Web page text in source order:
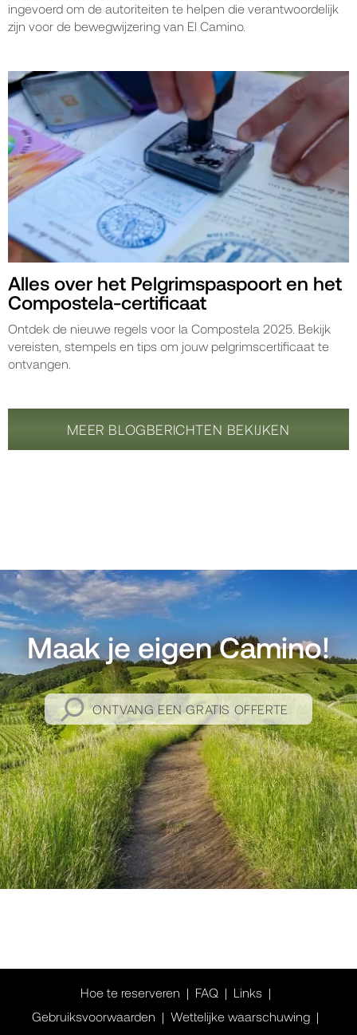
ingevoerd om de autoriteiten te helpen die verantwoordelijk
zijn voor de bewegwijzering van El Camino.
Alles over het Pelgrimspaspoort en het
Compostela-certificaat
Ontdek de nieuwe regels voor la Compostela 2025. Bekijk
vereisten, stempels en tips om jouw pelgrimscertificaat te
ontvangen.
MEER BLOGBERICHTEN BEKIJKEN
Maak je eigen Camino!
ONTVANG EEN GRATIS OFFERTE
Hoe te reserveren FAQ
Links
Gebruiksvoorwaarden
Wettelijke waarschuwing